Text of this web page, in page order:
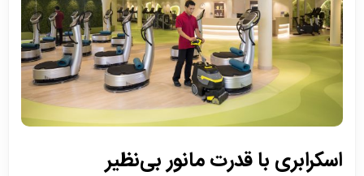
اسکرابری با قدرت مانور بی‌نظیر